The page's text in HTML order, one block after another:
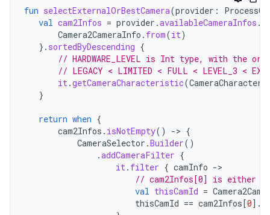
fun selectExternalOrBestCamera(provider :
val cam2Infos = provider .availableCameraInfos .
Camera2CameraInfo . from(it)
}. sortedByDescending {
// HARDWARE_LEVEL is Int type, with the
// LEGACY < LIMITED < FULL < LEVEL_3 <
it.getCameraCharacteristic(
}
return when {
cam2Infos . isNotEmpty() -> {
CameraSelector .Builder()
.addCameraFilter {
it. filter { camInfo -
// cam2Infos[0] is either
val thisCamId =
thisCamId == cam2Infos[0] .